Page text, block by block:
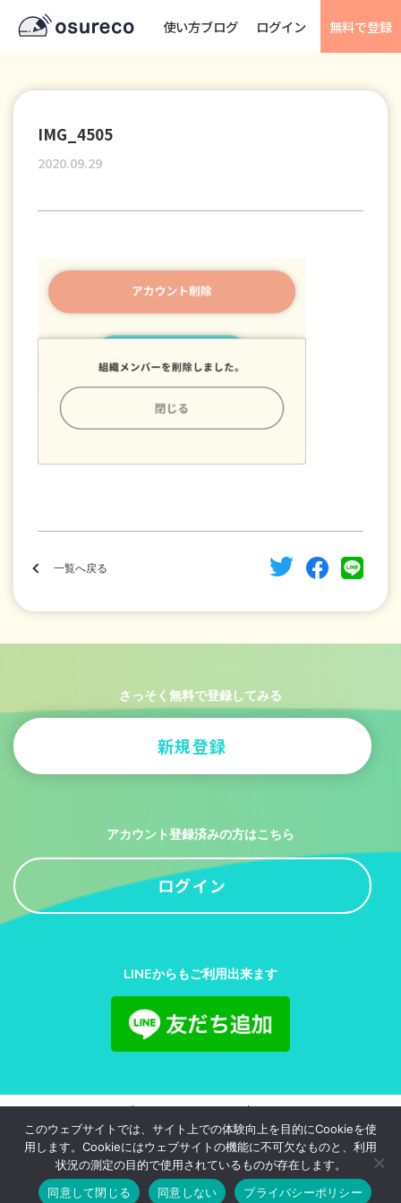
使い方ブログ ログイン 無料で登録
IMG_4505
2020.09.29
一覧へ戻る
さっそく無料で登録してみる
新規登録
アカウント登録済みの方はこちら
ログイン
LINEからもご利用出来ます
© 2020-2026juliajapan.Inc.All Rights Reserved.
このサイトはreCAPTCHAによって保護されており、Googleの
プライバシー
このウェブサイトでは、サイト上での体験向上を目的にCookieを使
用します。Cookieにはウェブサイトの機能に不可欠なものと、利用
状況の測定の目的で使用されているものが存在します。
同意して閉じる
同意しない プライバシーポリシー